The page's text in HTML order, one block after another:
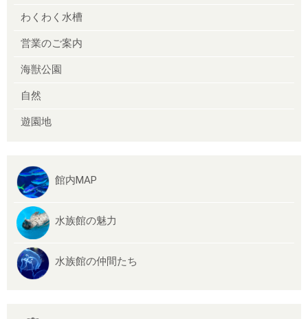
わくわく水槽
営業のご案内
海獣公園
自然
遊園地
館内MAP
水族館の魅力
水族館の仲間たち